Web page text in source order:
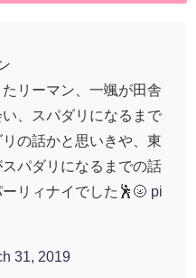
リーマン、一颯が田舎
、スパダリになるまで
の話かと思いきや、東
パダリになるまでの話
リィナイでした🕺🌝 pi
31, 2019